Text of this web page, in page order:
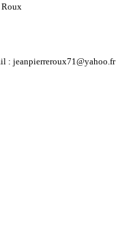
Roux
: jeanpierreroux71@yahoo.fr